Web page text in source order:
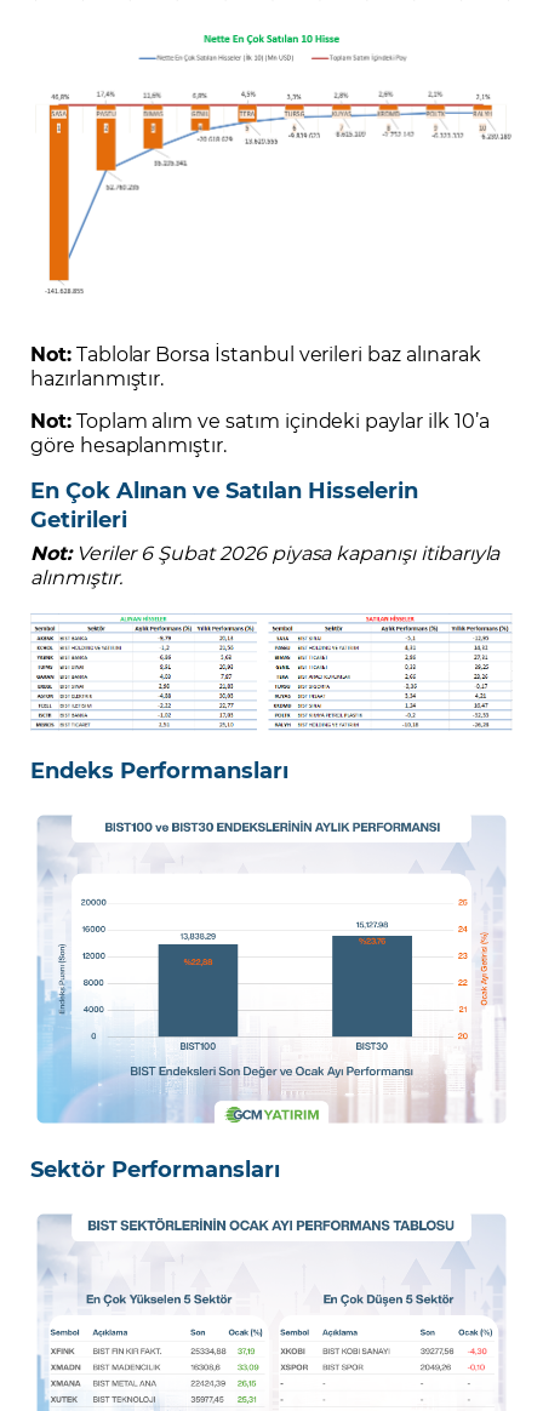
Not:Tablolar Borsa İstanbul verileri baz alınarak
hazırlanmıştır.
Not:Toplam alım ve satım içindeki paylar ilk 10’a
göre hesaplanmıştır.
En Çok Alınan ve Satılan Hisselerin
Getirileri
Not:Veriler 6 Şubat 2026 piyasa kapanışı itibarıyla
alınmıştır.
Endeks Performansları
Sektör Performansları